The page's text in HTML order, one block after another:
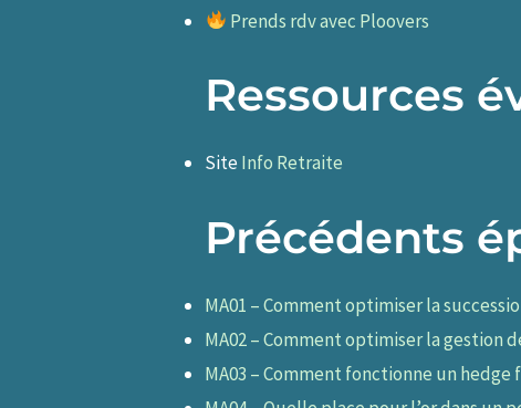
Prends rdv avec Ploovers
Ressources
SiteInfo Retraite
Précédents
MA01 – Comment optimiser la
MA02 – Comment optimiser la gestion
MA03 – Comment fonctionne un hedge